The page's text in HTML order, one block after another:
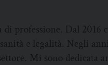
professione. Dal 2016
e legalità. Negli
Mi sono dedicata